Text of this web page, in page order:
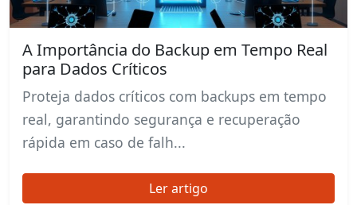
A Importância do Backup em Tempo Real
para Dados Críticos
Proteja dados críticos com backups em tempo
real, garantindo segurança e recuperação
rápida em caso de falh...
Ler artigo